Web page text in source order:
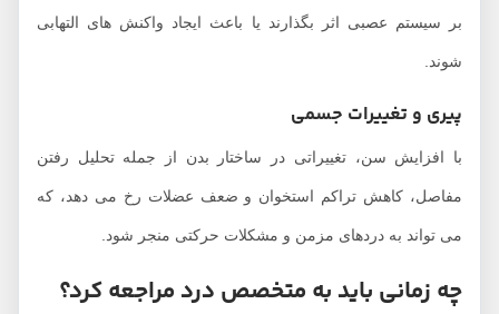
بر سیستم عصبی اثر بگذارند یا باعث ایجاد واکنش‌ های التهابی
شوند.
پیری و تغییرات جسمی
با افزایش سن، تغییراتی در ساختار بدن از جمله تحلیل رفتن
مفاصل، کاهش تراکم استخوان و ضعف عضلات رخ می‌ دهد، که
می ‌تواند به دردهای مزمن و مشکلات حرکتی منجر شود.
چه زمانی باید به متخصص درد مراجعه کرد؟